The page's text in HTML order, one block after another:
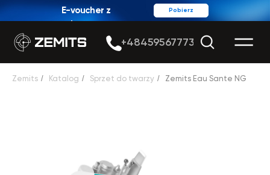
Pobierz
E-voucher z
rabatem
Zemits / Katalog / Sprzet do twarzy / Zemits Eau Sante NG